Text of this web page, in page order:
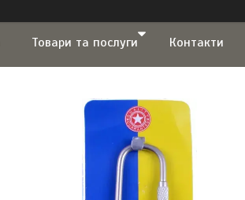
Товари та послуги Контакти